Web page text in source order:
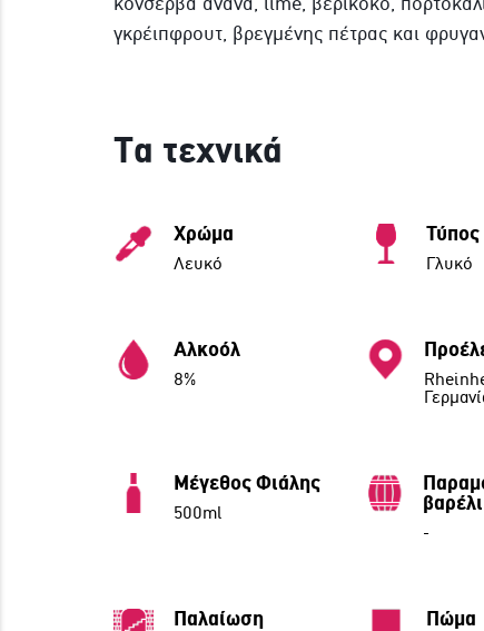
γκρέιπφρουτ, βρεγμένης πέτρας και
Τα τεχνικά
Χρώμα
Λευκό
Τύπος
Γλυκό
Αλκοόλ
8%
Μέγεθος Φιάλης
500ml
βαρέλι
-
Παλαίωση Πώμα